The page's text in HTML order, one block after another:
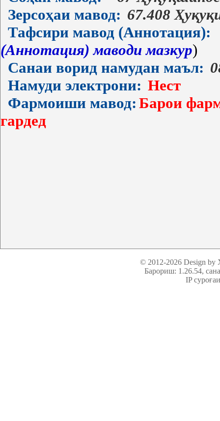
Зерсоҳаи мавод: 67.408
Тафсири мавод (Аннотация):
(Аннотация) маводи мазкур)
Санаи ворид намудан маъл:
Намуди электрони: Нест
Фармоиши мавод: Барои
гардед
© 2012-2026 Design
Барориш: 1.26.54,
IP